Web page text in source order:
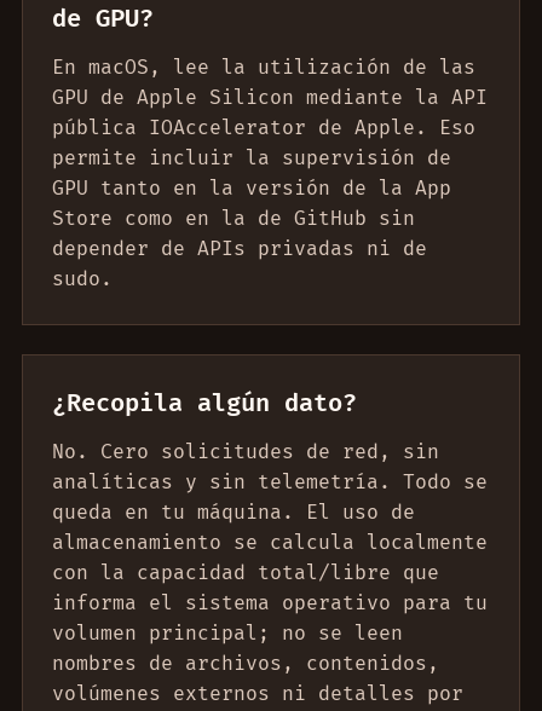
de GPU?
En macOS, lee la utilización de las
GPU de Apple Silicon mediante la API
pública IOAccelerator de Apple. Eso
permite incluir la supervisión de
GPU tanto en la versión de la App
Store como en la de GitHub sin
depender de APIs privadas ni de
sudo.
¿Recopila algún dato?
No. Cero solicitudes de red, sin
analíticas y sin telemetría. Todo se
queda en tu máquina. El uso de
almacenamiento se calcula localmente
con la capacidad total/libre que
informa el sistema operativo para tu
volumen principal; no se leen
nombres de archivos, contenidos,
volúmenes externos ni detalles por